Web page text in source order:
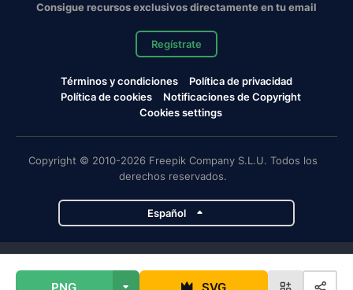
Consigue recursos exclusivos directamente en tu email
Regístrate
Términos y condiciones
Política de privacidad
Política de cookies
Notificaciones de Copyright
Cookies settings
Copyright © 2010-2026 Freepik Company S.L.U. Todos los
derechos reservados.
Español